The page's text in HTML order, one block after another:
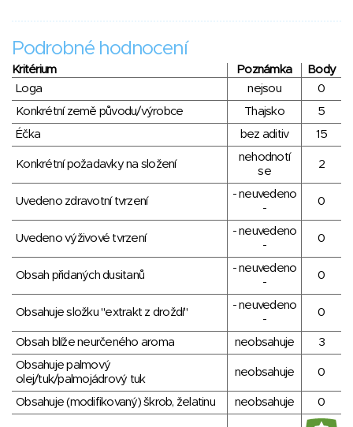
Podrobné hodnocení
Kritérium Poznámka
Body
Loga
nejsou
0
Konkrétní země původu/výrobce
Thajsko
5
Éčka
bez aditiv 15
Konkrétní požadavky na složení
nehodnotí
se
2
Uvedeno zdravotní tvrzení
- neuvedeno
-
0
Uvedeno výživové tvrzení
- neuvedeno
-
0
Obsah přidaných dusitanů
- neuvedeno
-
0
Obsahuje složku "extrakt z droždí"
- neuvedeno
-
0
Obsah blíže neurčeného aroma neobsahuje
3
Obsahuje palmový
olej/tuk/palmojádrový tuk
neobsahuje 0
Obsahuje (modifikovaný) škrob, želatinu neobsahuje 0